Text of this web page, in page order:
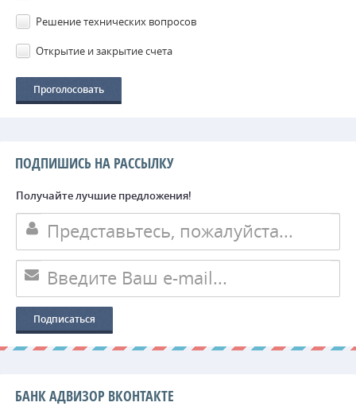
Решение технических вопросов
Открытие и закрытие счета
ПОДПИШИСЬ НА РАССЫЛКУ
Получайте лучшие предложения!
БАНК АДВИЗОР ВКОНТАКТЕ